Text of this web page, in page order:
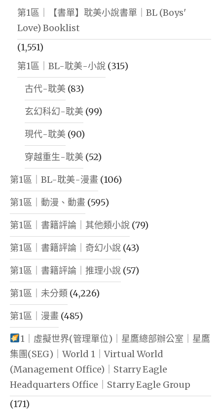
第1區｜【書單】耽美小說書單｜BL (Boys'
Love) Booklist
(1,551)
第1區｜BL-耽美-小說 (315)
古代-耽美 (83)
玄幻科幻-耽美 (99)
現代-耽美 (90)
穿越重生-耽美 (52)
第1區｜BL-耽美-漫畫 (106)
第1區｜動漫、動畫 (595)
第1區｜書籍評論｜其他類小說 (79)
第1區｜書籍評論｜奇幻小說 (43)
第1區｜書籍評論｜推理小說 (57)
第1區｜未分類 (4,226)
第1區｜漫畫 (485)
1｜虛擬世界(管理單位)｜星鷹總部辦公室｜星鷹
集團(SEG)｜World 1｜Virtual World
(Management Office)｜Starry Eagle
Headquarters Office｜Starry Eagle Group
(171)